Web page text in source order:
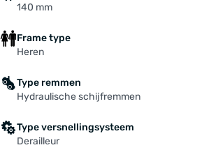
140 mm
Frame type
Heren
Type remmen
Hydraulische schijfremmen
Type versnellingsysteem
Derailleur